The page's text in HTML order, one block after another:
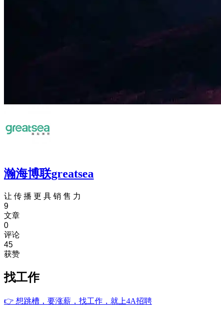
瀚海博联greatsea
让 传 播 更 具 销 售 力
9
文章
0
评论
45
获赞
找工作
👉 想跳槽，要涨薪，找工作，就上4A招聘